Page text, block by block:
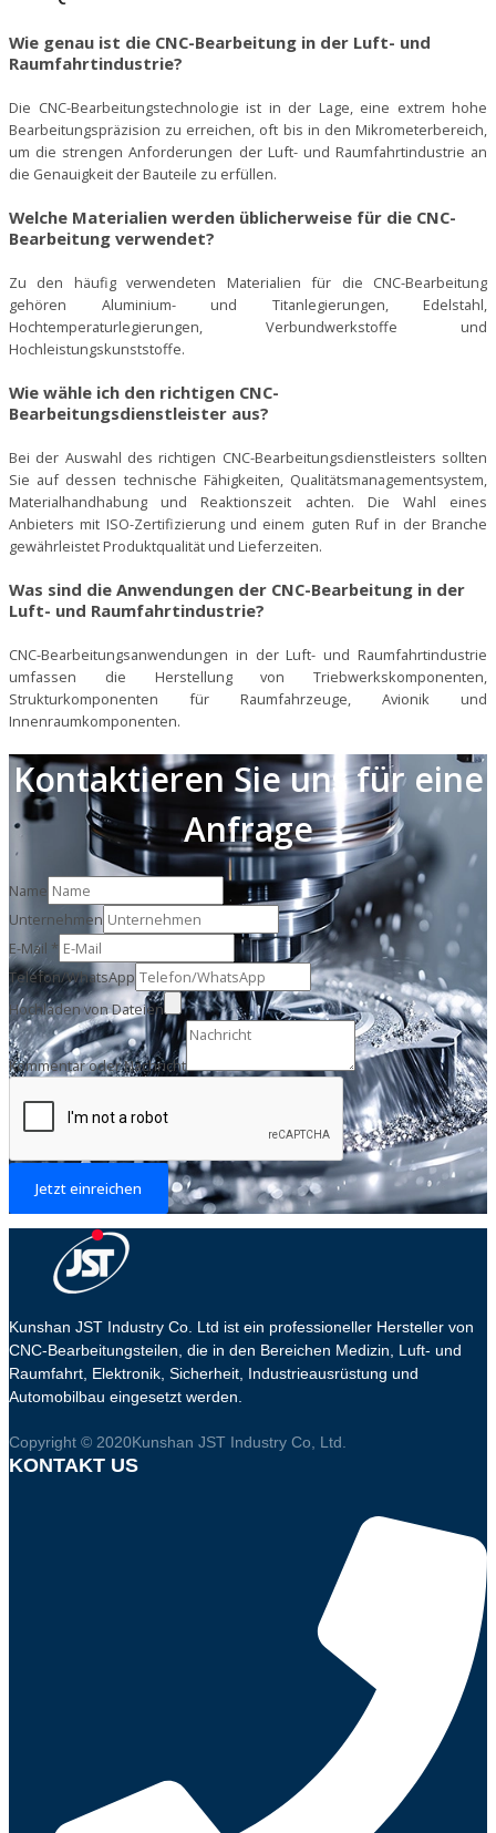
Wie genau ist die CNC-Bearbeitung in der Luft- und
Raumfahrtindustrie?
Die CNC-Bearbeitungstechnologie ist in der Lage, eine extrem hohe
Bearbeitungspräzision zu erreichen, oft bis in den Mikrometerbereich,
um die strengen Anforderungen der Luft- und Raumfahrtindustrie an
die Genauigkeit der Bauteile zu erfüllen.
Welche Materialien werden üblicherweise für die CNC-
Bearbeitung verwendet?
Zu den häufig verwendeten Materialien für die CNC-Bearbeitung
gehören Aluminium- und Titanlegierungen, Edelstahl,
Hochtemperaturlegierungen, Verbundwerkstoffe und
Hochleistungskunststoffe.
Wie wähle ich den richtigen CNC-
Bearbeitungsdienstleister aus?
Bei der Auswahl des richtigen CNC-Bearbeitungsdienstleisters sollten
Sie auf dessen technische Fähigkeiten, Qualitätsmanagementsystem,
Materialhandhabung und Reaktionszeit achten. Die Wahl eines
Anbieters mit ISO-Zertifizierung und einem guten Ruf in der Branche
gewährleistet Produktqualität und Lieferzeiten.
Was sind die Anwendungen der CNC-Bearbeitung in der
Luft- und Raumfahrtindustrie?
CNC-Bearbeitungsanwendungen in der Luft- und Raumfahrtindustrie
umfassen die Herstellung von Triebwerkskomponenten,
Strukturkomponenten für Raumfahrzeuge, Avionik und
Innenraumkomponenten.
Kontaktieren Sie uns für eine
Anfrage
Name
Unternehmen
E-Mail *
Telefon/WhatsApp
Hochladen von Dateien
Kommentar oder Nachricht
Jetzt einreichen
Kunshan JST Industry Co. Ltd ist ein professioneller Hersteller von
CNC-Bearbeitungsteilen, die in den Bereichen Medizin, Luft- und
Raumfahrt, Elektronik, Sicherheit, Industrieausrüstung und
Automobilbau eingesetzt werden.
Copyright © 2020Kunshan JST Industry Co, Ltd.
KONTAKT US